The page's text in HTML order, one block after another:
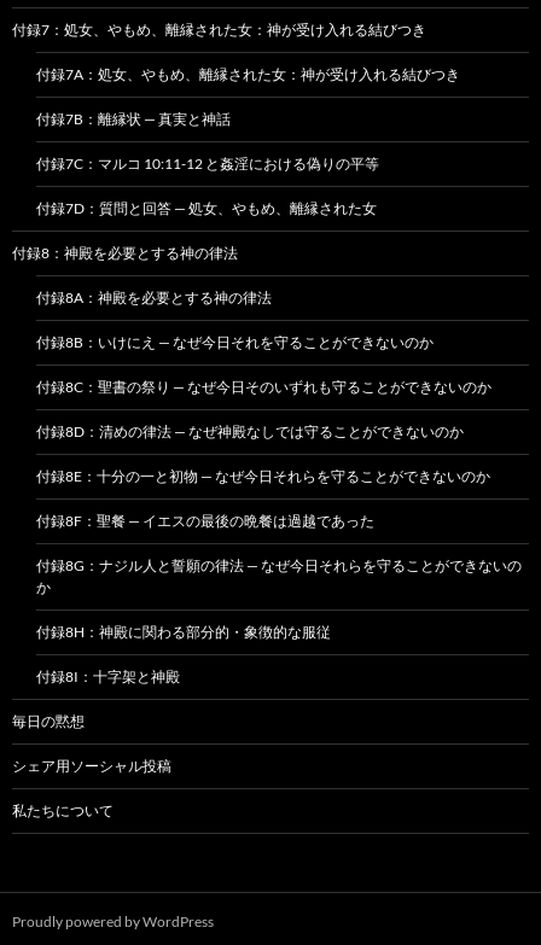
付録7：処女、やもめ、離縁された女：神が受け入れる結びつき
付録7A：処女、やもめ、離縁された女：神が受け入れる結びつき
付録7B：離縁状 — 真実と神話
付録7C：マルコ 10:11-12 と姦淫における偽りの平等
付録7D：質問と回答 — 処女、やもめ、離縁された女
付録8：神殿を必要とする神の律法
付録8A：神殿を必要とする神の律法
付録8B：いけにえ — なぜ今日それを守ることができないのか
付録8C：聖書の祭り — なぜ今日そのいずれも守ることができないのか
付録8D：清めの律法 — なぜ神殿なしでは守ることができないのか
付録8E：十分の一と初物 — なぜ今日それらを守ることができないのか
付録8F：聖餐 — イエスの最後の晩餐は過越であった
付録8G：ナジル人と誓願の律法 — なぜ今日それらを守ることができないの
か
付録8H：神殿に関わる部分的・象徴的な服従
付録8I：十字架と神殿
毎日の黙想
シェア用ソーシャル投稿
私たちについて
Proudly powered by WordPress